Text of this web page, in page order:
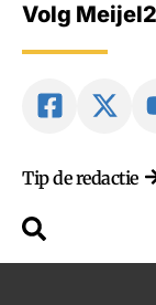
Volg
Tip de redactie